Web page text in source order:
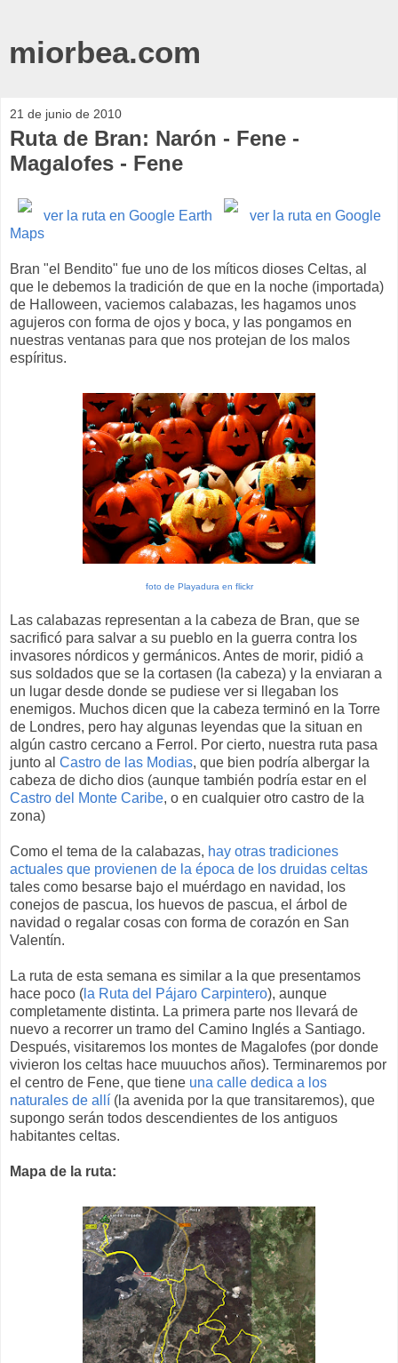
miorbea.com
21 de junio de 2010
Ruta de Bran: Narón - Fene -
Magalofes - Fene
ver la ruta en Google Earth
ver la ruta en Google
Maps
Bran "el Bendito" fue uno de los míticos dioses Celtas, al
que le debemos la tradición de que en la noche (importada)
de Halloween, vaciemos calabazas, les hagamos unos
agujeros con forma de ojos y boca, y las pongamos en
nuestras ventanas para que nos protejan de los malos
espíritus.
foto de Playadura en flickr
Las calabazas representan a la cabeza de Bran, que se
sacrificó para salvar a su pueblo en la guerra contra los
invasores nórdicos y germánicos. Antes de morir, pidió a
sus soldados que se la cortasen (la cabeza) y la enviaran a
un lugar desde donde se pudiese ver si llegaban los
enemigos. Muchos dicen que la cabeza terminó en la Torre
de Londres, pero hay algunas leyendas que la situan en
algún castro cercano a Ferrol. Por cierto, nuestra ruta pasa
junto al Castro de las Modias, que bien podría albergar la
cabeza de dicho dios (aunque también podría estar en el
Castro del Monte Caribe, o en cualquier otro castro de la
zona)
Como el tema de la calabazas, hay otras tradiciones
actuales que provienen de la época de los druidas celtas
tales como besarse bajo el muérdago en navidad, los
conejos de pascua, los huevos de pascua, el árbol de
navidad o regalar cosas con forma de corazón en San
Valentín.
La ruta de esta semana es similar a la que presentamos
hace poco ( la Ruta del Pájaro Carpintero), aunque
completamente distinta. La primera parte nos llevará de
nuevo a recorrer un tramo del Camino Inglés a Santiago.
Después, visitaremos los montes de Magalofes (por donde
vivieron los celtas hace muuuchos años). Terminaremos por
el centro de Fene, que tiene una calle dedica a los
naturales de allí (la avenida por la que transitaremos), que
supongo serán todos descendientes de los antiguos
habitantes celtas.
Mapa de la ruta: